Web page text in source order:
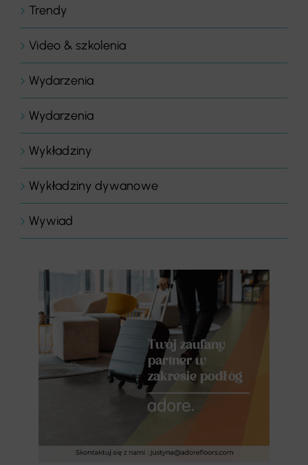
Trendy
Video & szkolenia
Wydarzenia
Wydarzenia
Wykładziny
Wykładziny dywanowe
Wywiad